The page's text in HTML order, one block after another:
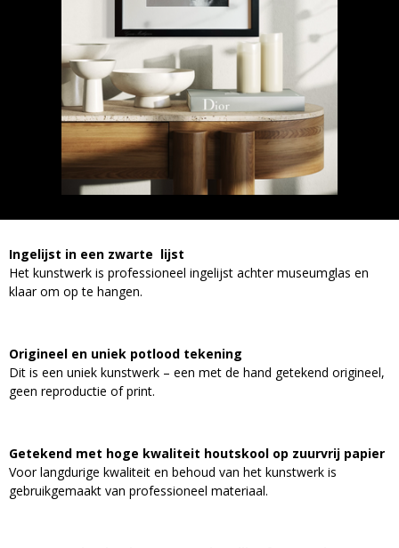
Ingelijst in een zwarte lijst
Het kunstwerk is professioneel ingelijst achter museumglas en
klaar om op te hangen.
Origineel en uniek potlood tekening
Dit is een uniek kunstwerk – een met de hand getekend origineel,
geen reproductie of print.
Getekend met hoge kwaliteit houtskool op zuurvrij papier
Voor langdurige kwaliteit en behoud van het kunstwerk is
gebruikgemaakt van professioneel materiaal.